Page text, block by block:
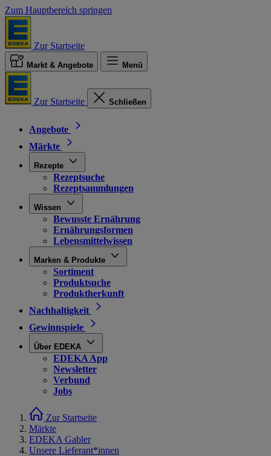
Zum Hauptbereich springen
Zur Startseite
Markt & Angebote Menü
Zur Startseite Schließen
Angebote
Märkte
Rezepte
Rezeptsuche
Rezeptsammlungen
Wissen
Bewusste Ernährung
Ernährungsformen
Lebensmittelwissen
Marken & Produkte
Sortiment
Produktsuche
Produktherkunft
Nachhaltigkeit
Gewinnspiele
Über EDEKA
EDEKA App
Newsletter
Verbund
Jobs
Zur Startseite
Märkte
EDEKA Gabler
Unsere Lieferant*innen